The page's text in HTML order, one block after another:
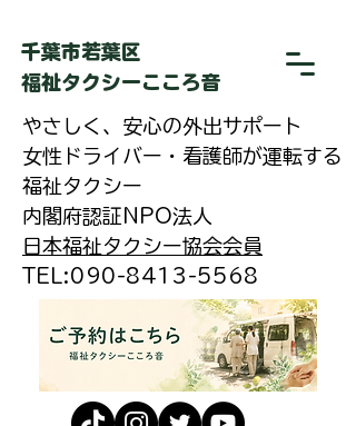
やさしく、安心の外出サポート
女性ドライバー・看護師が運転する
福祉タクシー
内閣府認証NPO法人
日本福祉タクシー協会会員
​TEL:090-8413-5568
​千葉市若葉区
福祉タクシーこころ音